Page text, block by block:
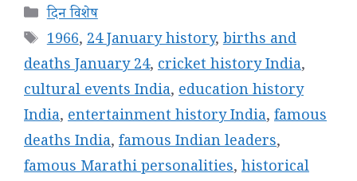
Categories
दिन विशेष
Tags
1966,24 January history,births and
deaths January 24, cricket history India,
cultural events India, education history
India, entertainment history India, famous
deaths India, famous Indian leaders,
famous Marathi personalities, historical